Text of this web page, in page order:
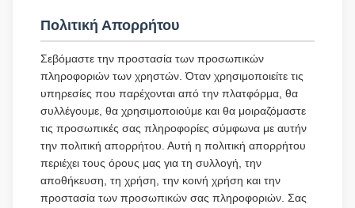
Πολιτική Απορρήτου
Σεβόμαστε την προστασία των προσωπικών
πληροφοριών των χρηστών. Όταν χρησιμοποιείτε τις
υπηρεσίες που παρέχονται από την πλατφόρμα, θα
συλλέγουμε, θα χρησιμοποιούμε και θα μοιραζόμαστε
τις προσωπικές σας πληροφορίες σύμφωνα με αυτήν
την πολιτική απορρήτου. Αυτή η πολιτική απορρήτου
περιέχει τους όρους μας για τη συλλογή, την
αποθήκευση, τη χρήση, την κοινή χρήση και την
προστασία των προσωπικών σας πληροφοριών. Σας